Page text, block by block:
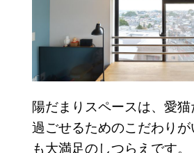
陽だまりスペースは、愛
過ごせるためのこだわり
も大満足のしつらえです。